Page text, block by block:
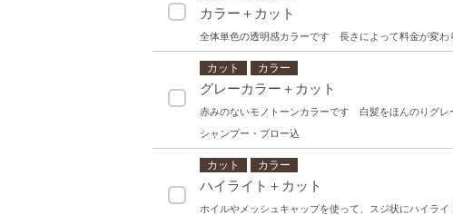
カラー＋カット
全体単色の透明感カラーです 長さによって料金が変わ
カット カラー
グレーカラー＋カット
赤みのないモノトーンカラーです 白髪をほんのりグ
シャンプー・ブロー込
カット カラー
ハイライト＋カット
ホイルやメッシュキャップを使って、スジ状にハイラ